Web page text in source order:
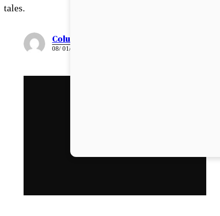
tales.
Columnista
08/ 01/ 2021